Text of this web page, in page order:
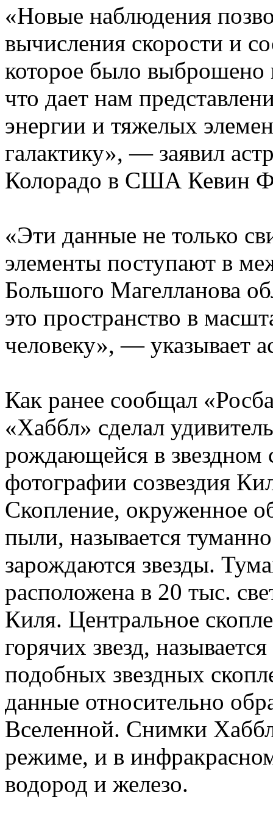
«Новые наблюдения
вычисления скорости и
которое было выброшено
что дает нам
энергии и тяжелых
галактику», — заявил
Колорадо в США Кевин
«Эти данные не только
элементы поступают в
Большого Магелланова
это пространство в
человеку», — указывает
Как ранее сообщал
«Хаббл» сделал
рождающейся в звездном
фотографии созвездия
Скопление, окруженное
пыли, называется
зарождаются звезды.
расположена в 20 тыс.
Киля. Центральное
горячих звезд,
подобных звездных
данные относительно
Вселенной. Снимки
режиме, и в
водород и железо.